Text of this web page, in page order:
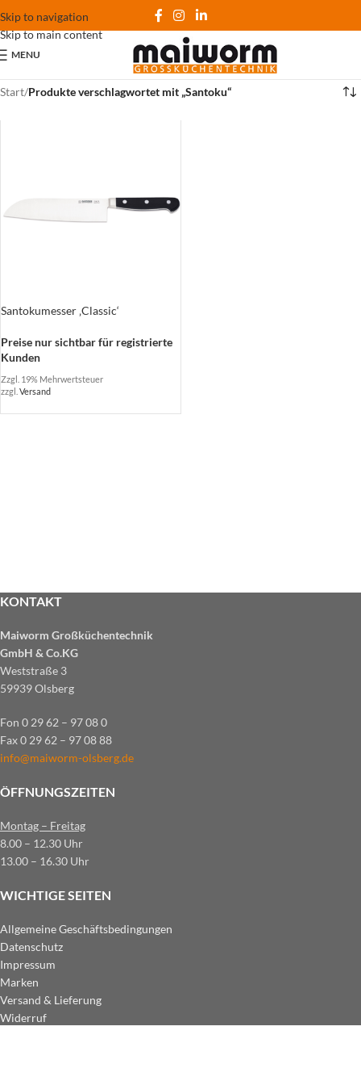
Skip to navigation
Skip to main content
MENU
Start/Produkte verschlagwortet mit „Santoku“
Santokumesser ‚Classic‘
Preise nur sichtbar für registrierte
Kunden
Zzgl. 19% Mehrwertsteuer
zzgl. Versand
KONTAKT
Maiworm Großküchentechnik
GmbH & Co.KG
Weststraße 3
59939 Olsberg
Fon 0 29 62 – 97 08 0
Fax 0 29 62 – 97 08 88
info@maiworm-olsberg.de
ÖFFNUNGSZEITEN
Montag – Freitag
8.00 – 12.30 Uhr
13.00 – 16.30 Uhr
WICHTIGE SEITEN
Allgemeine Geschäftsbedingungen
Datenschutz
Impressum
Marken
Versand & Lieferung
Widerruf